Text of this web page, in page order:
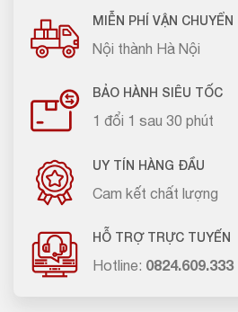
MIỄN PHÍ VẬN CHUYỂN
Nội thành Hà Nội
BẢO HÀNH SIÊU TỐC
1 đổi 1 sau 30 phút
UY TÍN HÀNG ĐẦU
Cam kết chất lượng
HỖ TRỢ TRỰC TUYẾN
Hotline: 0824.609.333